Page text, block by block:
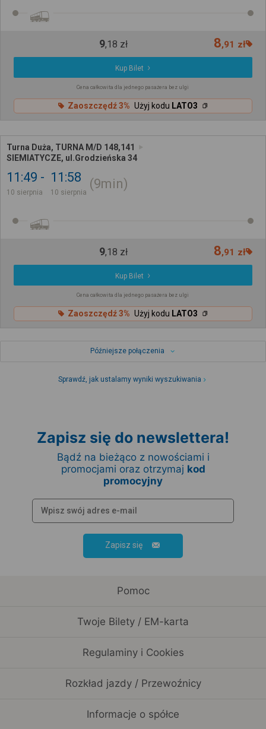
9,18 zł 8,91 zł
Kup Bilet
Cena całkowita dla jednego pasażera bez ulgi
Zaoszczędź 3% Użyj kodu LATO3
Turna Duża, TURNA M/D 148,141
SIEMIATYCZE, ul.Grodzieńska 34
11:49
10 sierpnia
11:58
10 sierpnia
9min
9,18 zł 8,91 zł
Kup Bilet
Cena całkowita dla jednego pasażera bez ulgi
Zaoszczędź 3% Użyj kodu LATO3
Późniejsze połączenia
Sprawdź, jak ustalamy wyniki wyszukiwania
Zapisz się do newslettera!
Bądź na bieżąco z nowościami i
promocjami oraz otrzymaj kod
promocyjny
Zapisz się
Pomoc
Twoje Bilety / EM-karta
Regulaminy i Cookies
Rozkład jazdy / Przewoźnicy
Informacje o spółce